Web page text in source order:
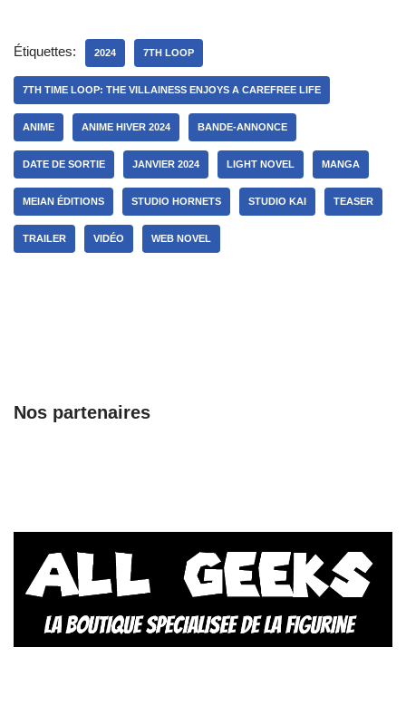
Étiquettes: 2024 7TH LOOP
7TH TIME LOOP: THE VILLAINESS ENJOYS A CAREFREE LIFE
ANIME ANIME HIVER 2024 BANDE-ANNONCE
DATE DE SORTIE JANVIER 2024 LIGHT NOVEL MANGA
MEIAN ÉDITIONS STUDIO HORNETS STUDIO KAI TEASER
TRAILER VIDÉO WEB NOVEL
Nos partenaires